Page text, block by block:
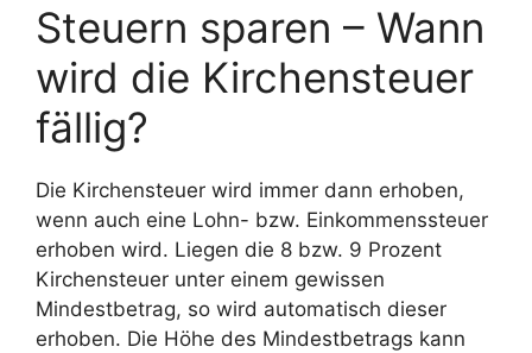
Steuern sparen – Wann
wird die Kirchensteuer
fällig?
Die Kirchensteuer wird immer dann erhoben,
wenn auch eine Lohn- bzw. Einkommenssteuer
erhoben wird. Liegen die 8 bzw. 9 Prozent
Kirchensteuer unter einem gewissen
Mindestbetrag, so wird automatisch dieser
erhoben. Die Höhe des Mindestbetrags kann